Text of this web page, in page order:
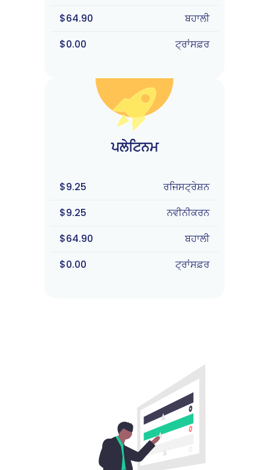
$64.90
ਬਹਾਲੀ
$0.00
ਟ੍ਰਾਂਸਫ਼ਰ
ਪਲੇਟਿਨਮ
$9.25
ਰਜਿਸਟ੍ਰੇਸ਼ਨ
$9.25
ਨਵੀਨੀਕਰਨ
$64.90
ਬਹਾਲੀ
$0.00
ਟ੍ਰਾਂਸਫ਼ਰ